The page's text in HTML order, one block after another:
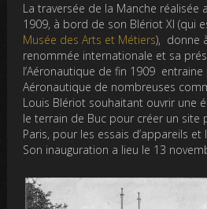
La traversée de la Manche réalisée
1909, à bord de son Blériot XI (qui
Musée des Arts et Métiers), donne
renommée internationale et sa
l’Aéronautique de fin 1909
Aéronautique de nombreuses
Louis Blériot souhaitant ouvrir une
le terrain de Buc pour créer un site
Paris, pour les essais d’appareils
Son inauguration a lieu le 13